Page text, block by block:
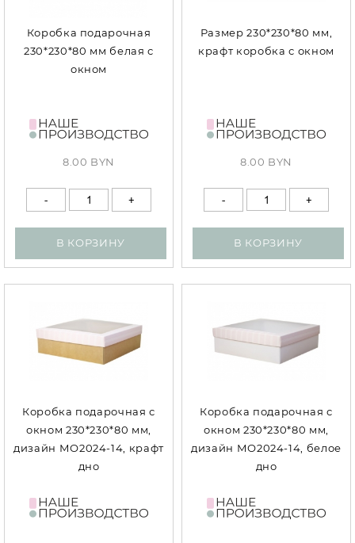
Коробка подарочная
230*230*80 мм белая с
окном
8.00 BYN
В КОРЗИНУ
Размер 230*230*80 мм,
крафт коробка с окном
8.00 BYN
В КОРЗИНУ
Коробка подарочная с
окном 230*230*80 мм,
дизайн МО2024-14, крафт
дно
Коробка подарочная с
окном 230*230*80 мм,
дизайн МО2024-14, белое
дно